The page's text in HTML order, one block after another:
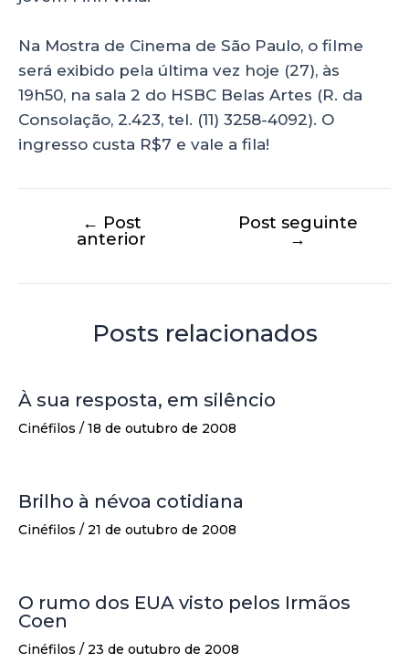
Na Mostra de Cinema de São Paulo, o filme
será exibido pela última vez hoje (27), às
19h50, na sala 2 do HSBC Belas Artes (R. da
Consolação, 2.423, tel. (11) 3258-4092). O
ingresso custa R$7 e vale a fila!
← Post
anterior
Post seguinte
→
Posts relacionados
À sua resposta, em silêncio
Cinéfilos / 18 de outubro de 2008
Brilho à névoa cotidiana
Cinéfilos / 21 de outubro de 2008
O rumo dos EUA visto pelos Irmãos
Coen
Cinéfilos / 23 de outubro de 2008